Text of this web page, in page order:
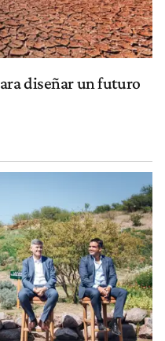
diseñar un futuro